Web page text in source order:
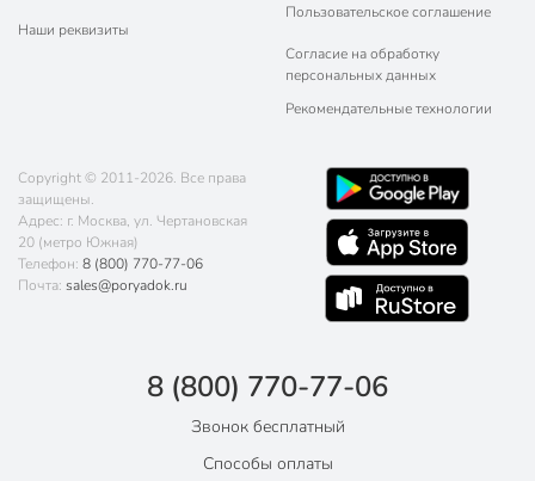
Наши реквизиты
Пользовательское соглашение
Согласие на обработку
персональных данных
Рекомендательные технологии
Copyright © 2011-2026. Все права
защищены.
Адрес: г. Москва, ул. Чертановская
20 (метро Южная)
Телефон: 8 (800) 770-77-06
Почта: sales@poryadok.ru
8 (800) 770-77-06
Звонок бесплатный
Способы оплаты